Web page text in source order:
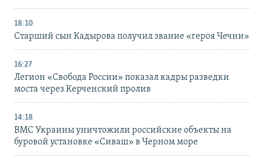
18:10
Старший сын Кадырова получил звание «героя Чечни»
16:27
Легион «Свобода России» показал кадры разведки
моста через Керченский пролив
14:18
ВМС Украины уничтожили российские объекты на
буровой установке «Сиваш» в Черном море